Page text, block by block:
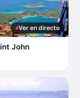
Ver en directo
John